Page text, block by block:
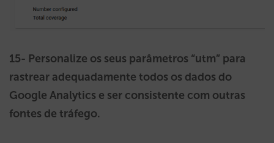
15- Personalize os seus parâmetros “utm” para
rastrear adequadamente todos os dados do
Google Analytics e ser consistente com outras
fontes de tráfego.